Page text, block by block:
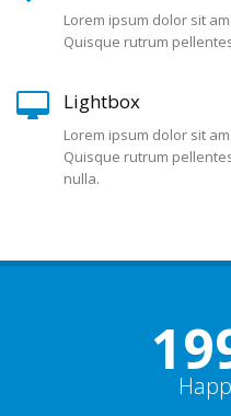
Lorem ipsum dolor sit
Quisque rutrum
Lightbox
Lorem ipsum dolor sit
Quisque rutrum
nulla.